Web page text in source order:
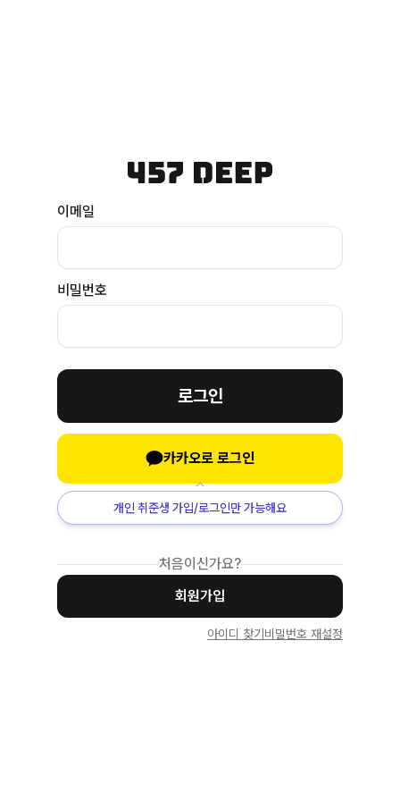
이메일
비밀번호
로그인
카카오로 로그인
개인 취준생 가입/로그인만 가능해요
처음이신가요?
회원가입
아이디 찾기 비밀번호 재설정